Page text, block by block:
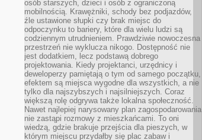
osób starszych, dzieci i osób z ograniczoną
mobilnością. Krawężniki, schody bez podjazdów,
źle ustawione słupki czy brak miejsc do
odpoczynku to bariery, które dla wielu ludzi są
codziennym utrudnieniem. Prawdziwie nowoczesna
przestrzeń nie wyklucza nikogo. Dostępność nie
jest dodatkiem, lecz podstawą dobrego
projektowania. Kiedy projektanci, urzędnicy i
deweloperzy pamiętają o tym od samego początku,
efektem są miejsca wygodne dla wszystkich, a nie
tylko dla najszybszych i najsilniejszych. Coraz
większą rolę odgrywa także lokalna społeczność.
Nawet najlepiej narysowany plan zagospodarowania
nie zastąpi rozmowy z mieszkańcami. To oni
wiedzą, gdzie brakuje przejścia dla pieszych, w
którym miejscu przydałby się plac zabaw i